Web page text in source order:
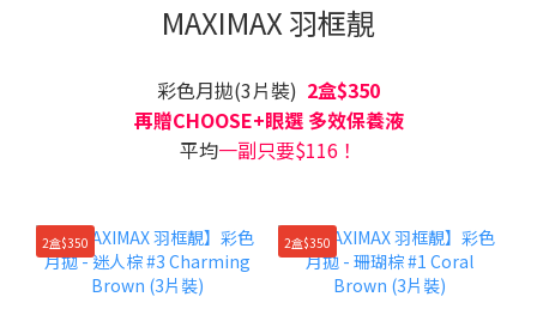
MAXIMAX 羽框靚
彩色月拋(3片裝) 2盒$350
再贈CHOOSE+眼選 多效保養液
平均一副只要$116！
2盒$350 2盒$350